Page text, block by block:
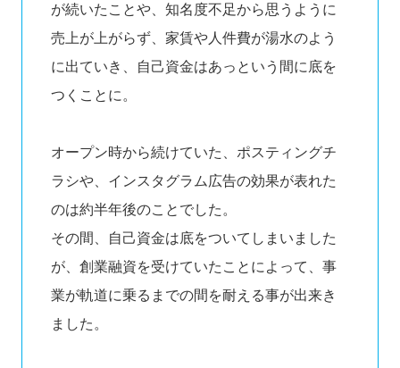
が続いたことや、知名度不足から思うように
売上が上がらず、家賃や人件費が湯水のよう
に出ていき、自己資金はあっという間に底を
つくことに。
オープン時から続けていた、ポスティングチ
ラシや、インスタグラム広告の効果が表れた
のは約半年後のことでした。
その間、自己資金は底をついてしまいました
が、創業融資を受けていたことによって、事
業が軌道に乗るまでの間を耐える事が出来き
ました。